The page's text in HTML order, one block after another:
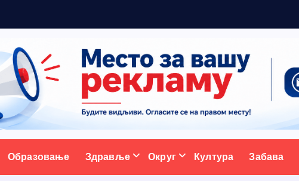
портал
Образовање Здравље Округ Култура Забава